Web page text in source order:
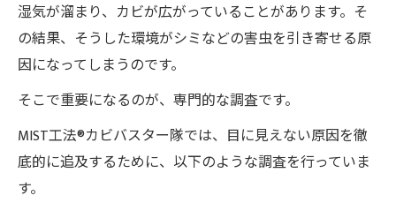
湿気が溜まり、カビが広がっていることがあります。そ
の結果、そうした環境がシミなどの害虫を引き寄せる原
因になってしまうのです。
そこで重要になるのが、専門的な調査です。
MIST工法®カビバスター隊では、目に見えない原因を徹
底的に追及するために、以下のような調査を行っていま
す。